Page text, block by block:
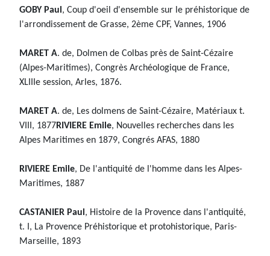
GOBY Paul, Coup d'oeil d'ensemble sur le préhistorique de
l'arrondissement de Grasse, 2ème CPF, Vannes, 1906
MARET A. de, Dolmen de Colbas près de Saint-Cézaire
(Alpes-Maritimes), Congrès Archéologique de France,
XLIIIe session, Arles, 1876.
MARET A. de, Les dolmens de Saint-Cézaire, Matériaux t.
VIII, 1877RIVIERE Emile, Nouvelles recherches dans les
Alpes Maritimes en 1879, Congrés AFAS, 1880
RIVIERE Emile, De l'antiquité de l'homme dans les Alpes-
Maritimes, 1887
CASTANIER Paul, Histoire de la Provence dans l'antiquité,
t. I, La Provence Préhistorique et protohistorique, Paris-
Marseille, 1893